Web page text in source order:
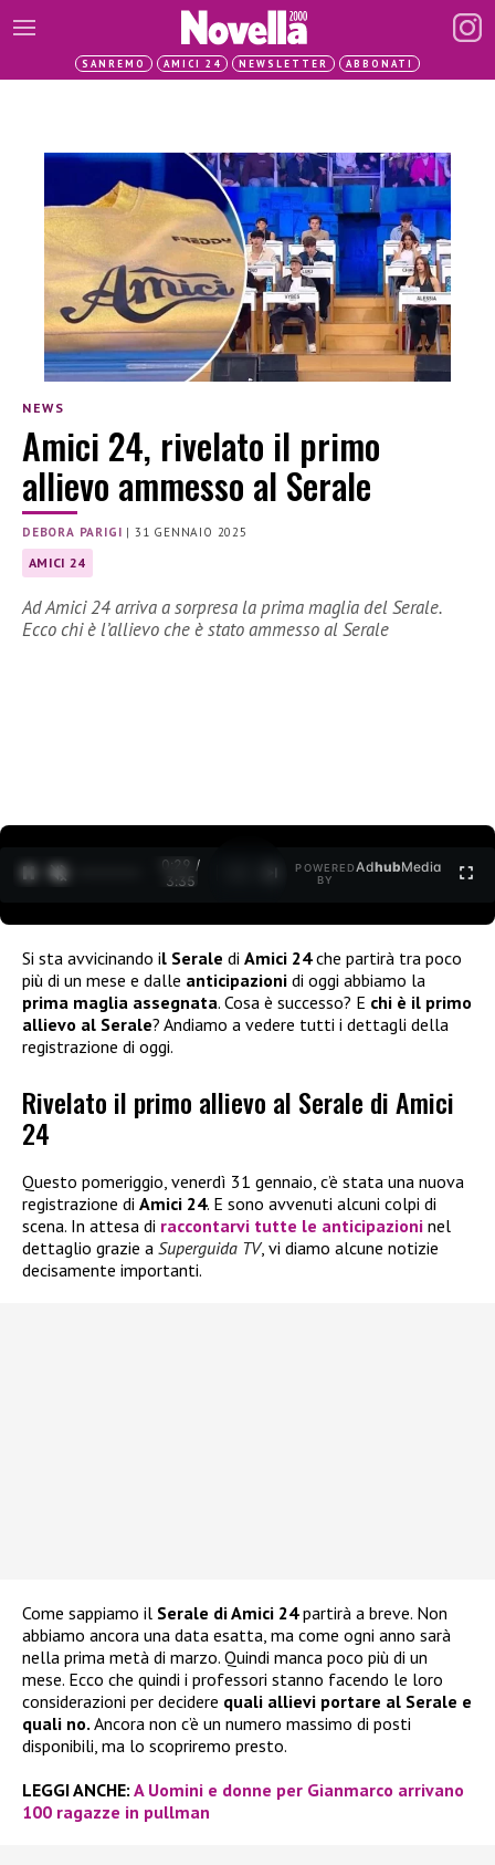
SANREMO AMICI 24 NEWSLETTER ABBONATI
NEWS
Amici 24, rivelato il primo
allievo ammesso al Serale
DEBORA PARIGI | 31 GENNAIO 2025
AMICI 24
Ad Amici 24 arriva a sorpresa la prima maglia del Serale.
Ecco chi è l’allievo che è stato ammesso al Serale
0:30 /
3:35
POWERED
BY
AdhubMedia
Si sta avvicinando il Serale di Amici 24che partirà tra poco
più di un mese e dalle anticipazioni di oggi abbiamo la
prima maglia assegnata. Cosa è successo? E chi è il primo
allievo al Serale? Andiamo a vedere tutti i dettagli della
registrazione di oggi.
Rivelato il primo allievo al Serale di Amici
24
Questo pomeriggio, venerdì 31 gennaio, c’è stata una nuova
registrazione di Amici 24. E sono avvenuti alcuni colpi di
scena. In attesa di raccontarvi tutte le anticipazioni nel
dettaglio grazie a Superguida TV, vi diamo alcune notizie
decisamente importanti.
Come sappiamo il Serale di Amici 24partirà a breve. Non
abbiamo ancora una data esatta, ma come ogni anno sarà
nella prima metà di marzo. Quindi manca poco più di un
mese. Ecco che quindi i professori stanno facendo le loro
considerazioni per decidere quali allievi portare al Serale e
quali no. Ancora non c’è un numero massimo di posti
disponibili, ma lo scopriremo presto.
LEGGI ANCHE: A Uomini e donne per Gianmarco arrivano
100 ragazze in pullman